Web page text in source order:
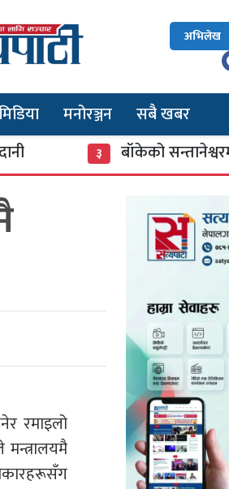
अभिलेख
मनोरञ्जन सबै खबर
बाँकेको सन्तानेश्वरमा
रमाइलो
मन्त्रालयमै